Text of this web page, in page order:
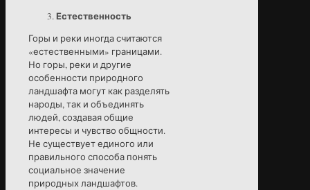
Естественность
Горы и реки иногда считаются
«естественными» границами.
Но горы, реки и другие
особенности природного
ландшафта могут как разделять
народы, так и объединять
людей, создавая общие
интересы и чувство общности.
Не существует единого или
правильного способа понять
социальное значение
природных ландшафтов.